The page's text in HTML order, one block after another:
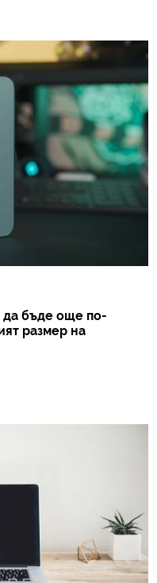
да бъде още по-
размер на